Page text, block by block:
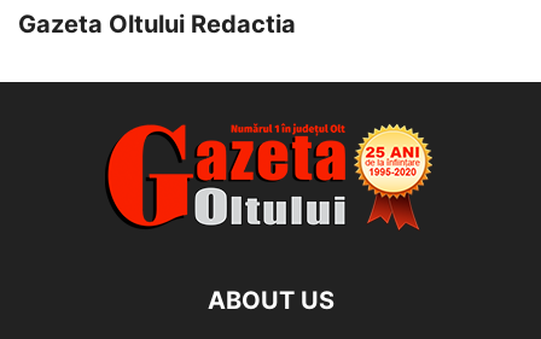
Gazeta Oltului Redactia
ABOUT US